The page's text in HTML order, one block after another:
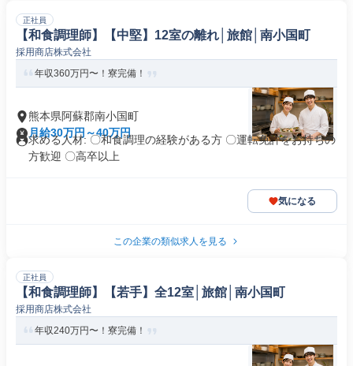
正社員
【和食調理師】【中堅】12室の離れ│旅館│南小国町
採用商店株式会社
年収360万円〜！寮完備！
熊本県阿蘇郡南小国町
月給30万円～40万円
求める人材: 〇和食調理の経験がある方 〇運転免許をお持ちの
方歓迎 〇高卒以上
気になる
この企業の類似求人を見る
正社員
【和食調理師】【若手】全12室│旅館│南小国町
採用商店株式会社
年収240万円〜！寮完備！